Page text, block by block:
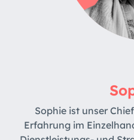
Sophie ist unser
Erfahrung im